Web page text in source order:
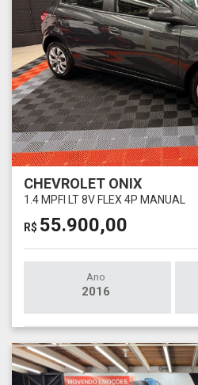
CHEVROLET ONIX
1.4 MPFI LT 8V FLEX 4P MANUAL
R$ 55.900,00
Ano
2016